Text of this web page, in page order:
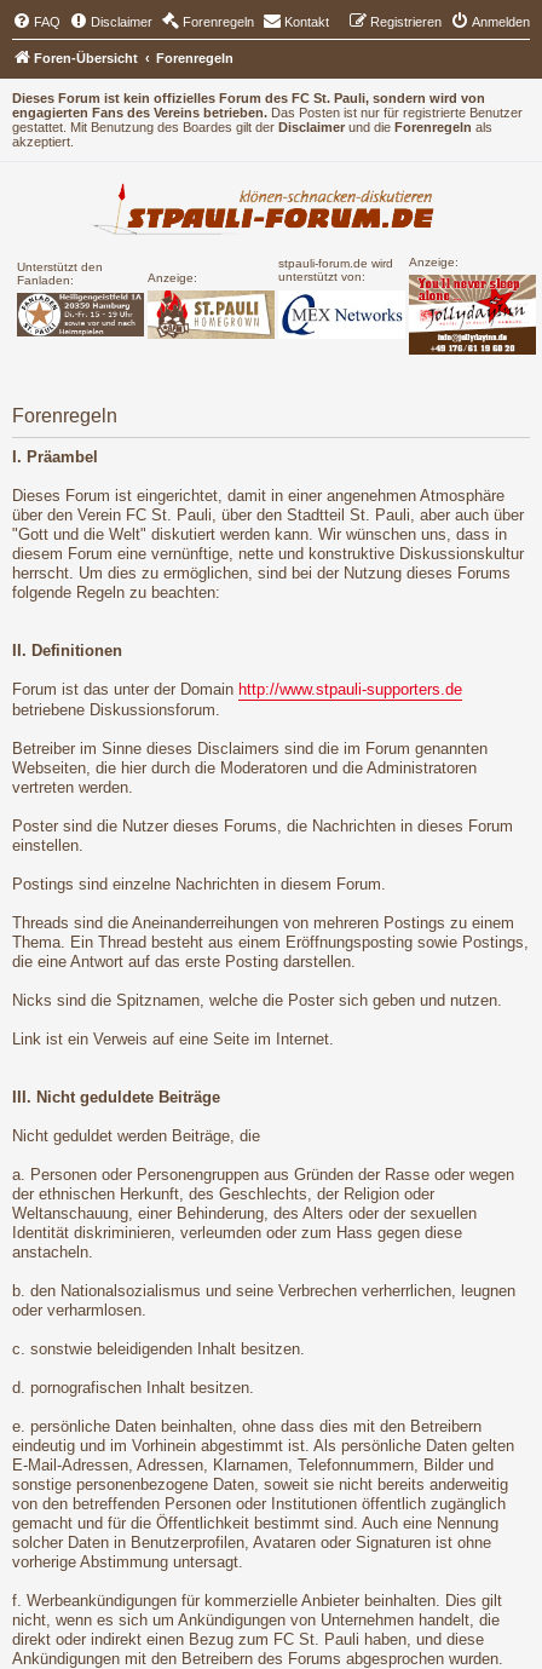
Dieses Forum ist kein offizielles Forum des FC St. Pauli, sondern wird von
engagierten Fans des Vereins betrieben. Das Posten ist nur für registrierte Benutzer
gestattet. Mit Benutzung des Boardes gilt der Disclaimer und die Forenregeln als
akzeptiert.
Unterstützt den
Fanladen:
Anzeige:
stpauli-forum.de wird
unterstützt von:
Anzeige:
FAQ Disclaimer Forenregeln Kontakt Anmelden
Registrieren
Foren-Übersicht Forenregeln
Forenregeln
I. Präambel
Dieses Forum ist eingerichtet, damit in einer angenehmen Atmosphäre
über den Verein FC St. Pauli, über den Stadtteil St. Pauli, aber auch über
"Gott und die Welt" diskutiert werden kann. Wir wünschen uns, dass in
diesem Forum eine vernünftige, nette und konstruktive Diskussionskultur
herrscht. Um dies zu ermöglichen, sind bei der Nutzung dieses Forums
folgende Regeln zu beachten:
II. Definitionen
Forum ist das unter der Domain http://www.stpauli-supporters.de
betriebene Diskussionsforum.
Betreiber im Sinne dieses Disclaimers sind die im Forum genannten
Webseiten, die hier durch die Moderatoren und die Administratoren
vertreten werden.
Poster sind die Nutzer dieses Forums, die Nachrichten in dieses Forum
einstellen.
Postings sind einzelne Nachrichten in diesem Forum.
Threads sind die Aneinanderreihungen von mehreren Postings zu einem
Thema. Ein Thread besteht aus einem Eröffnungsposting sowie Postings,
die eine Antwort auf das erste Posting darstellen.
Nicks sind die Spitznamen, welche die Poster sich geben und nutzen.
Link ist ein Verweis auf eine Seite im Internet.
III. Nicht geduldete Beiträge
Nicht geduldet werden Beiträge, die
a. Personen oder Personengruppen aus Gründen der Rasse oder wegen
der ethnischen Herkunft, des Geschlechts, der Religion oder
Weltanschauung, einer Behinderung, des Alters oder der sexuellen
Identität diskriminieren, verleumden oder zum Hass gegen diese
anstacheln.
b. den Nationalsozialismus und seine Verbrechen verherrlichen, leugnen
oder verharmlosen.
c. sonstwie beleidigenden Inhalt besitzen.
d. pornografischen Inhalt besitzen.
e. persönliche Daten beinhalten, ohne dass dies mit den Betreibern
eindeutig und im Vorhinein abgestimmt ist. Als persönliche Daten gelten
E-Mail-Adressen, Adressen, Klarnamen, Telefonnummern, Bilder und
sonstige personenbezogene Daten, soweit sie nicht bereits anderweitig
von den betreffenden Personen oder Institutionen öffentlich zugänglich
gemacht und für die Öffentlichkeit bestimmt sind. Auch eine Nennung
solcher Daten in Benutzerprofilen, Avataren oder Signaturen ist ohne
vorherige Abstimmung untersagt.
f. Werbeankündigungen für kommerzielle Anbieter beinhalten. Dies gilt
nicht, wenn es sich um Ankündigungen von Unternehmen handelt, die
direkt oder indirekt einen Bezug zum FC St. Pauli haben, und diese
Ankündigungen mit den Betreibern des Forums abgesprochen wurden.